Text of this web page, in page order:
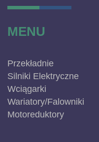
MENU
Przekładnie
Silniki Elektryczne
Wciągarki
Wariatory/Falowniki
Motoreduktory